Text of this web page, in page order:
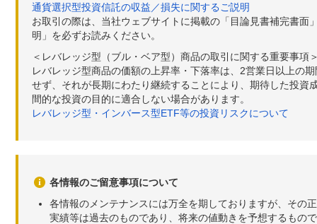
通貨選択型投資信託の収益／損失に関するご説明
お取引の際は、当社ウェブサイトに掲載の「目論見書補完書
明」を必ずお読みください。
＜レバレッジ型（ブル・ベア型）商品の取引に関する重要事項
レバレッジ型商品の価額の上昇率・下落率は、2営業日以上の
せず、それが長期にわたり継続することにより、期待した投
間的な投資の目的に適合しない場合があります。
レバレッジ型・インバース型ETF等の投資リスクについて
各情報のご留意事項について
各情報のメンテナンスには万全を期しておりますが、その
実績等は過去のものであり、将来の値動きを予想するもの